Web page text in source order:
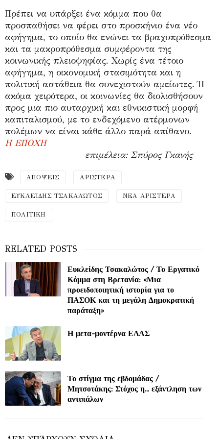
Πρέπει να υπάρξει ένα κόμμα που θα
προσπαθήσει να φέρει στο προσκήνιο ένα νέο
αφήγημα, το οποίο θα ενώνει τα βραχυπρόθεσμα
και τα μακροπρόθεσμα συμφέροντα της
κοινωνικής πλειοψηφίας. Χωρίς ένα τέτοιο
αφήγημα, η οικονομική στασιμότητα και η
πολιτική αστάθεια θα συνεχιστούν αμείωτες. Ή
ακόμα χειρότερα, οι κοινωνίες θα διολισθήσουν
προς μια πιο αυταρχική και εθνικιστική μορφή
καπιταλισμού, με το ενδεχόμενο ατέρμονων
πολέμων να είναι κάθε άλλο παρά απίθανο.
Η ΕΠΟΧΗ
επιμέλεια: Σπύρος Γκανής
ΑΠΟΨΕΙΣ ΑΡΙΣΤΕΡΑ
ΕΥΚΛΕΊΔΗΣ ΤΣΑΚΑΛΏΤΟΣ ΝΕΑ ΑΡΙΣΤΕΡΑ
ΠΟΛΙΤΙΚΗ
Ευκλείδης Τσακαλώτος / Το Εργατικό
Κόμμα στη Βρετανία: «Μια
προειδοποιητική ιστορία για το
ΠΑΣΟΚ και τη μεγάλη Δημοκρατική
παράταξη»
Η μετα-μοντέρνα ΕΛΑΣ
Το στίγμα της εβδομάδας /
Μητσοτάκης: Στόχος η... εξάντληση των
αντιπάλων